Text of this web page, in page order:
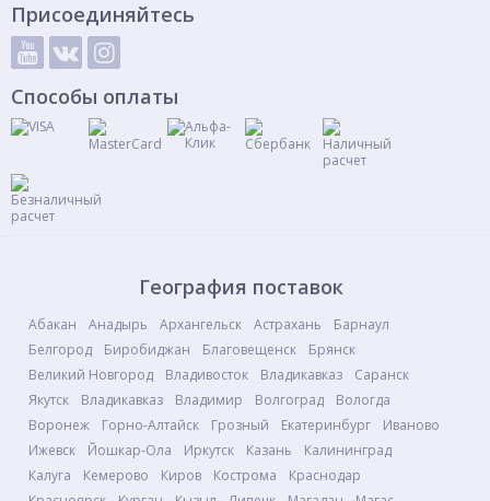
Присоединяйтесь
Способы оплаты
География поставок
Абакан Анадырь Архангельск Астрахань
Барнаул
Белгород
Биробиджан Благовещенск
Брянск
Великий Новгород
Владивосток Владикавказ
Саранск
Якутск
Владикавказ Владимир Волгоград
Вологда
Воронеж
Горно-Алтайск Грозный Екатеринбург
Иваново
Ижевск
Йошкар-Ола Иркутск Казань
Калининград
Калуга
Кемерово Киров Кострома
Краснодар